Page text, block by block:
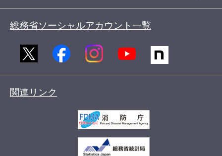
総務省ソーシャルアカウント一覧
関連リンク